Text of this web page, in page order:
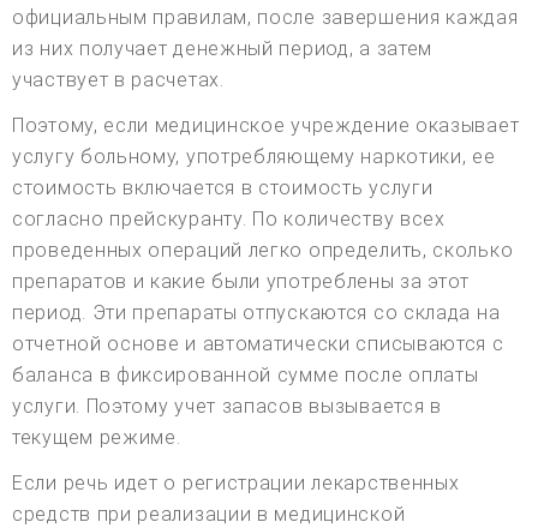
официальным правилам, после завершения каждая
из них получает денежный период, а затем
участвует в расчетах.
Поэтому, если медицинское учреждение оказывает
услугу больному, употребляющему наркотики, ее
стоимость включается в стоимость услуги
согласно прейскуранту. По количеству всех
проведенных операций легко определить, сколько
препаратов и какие были употреблены за этот
период. Эти препараты отпускаются со склада на
отчетной основе и автоматически списываются с
баланса в фиксированной сумме после оплаты
услуги. Поэтому учет запасов вызывается в
текущем режиме.
Если речь идет о регистрации лекарственных
средств при реализации в медицинской